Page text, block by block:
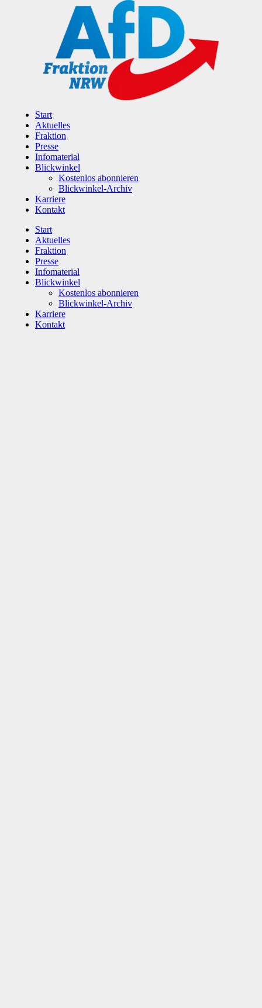
Start
Aktuelles
Fraktion
Presse
Infomaterial
Blickwinkel
Kostenlos abonnieren
Blickwinkel-Archiv
Karriere
Kontakt
Start
Aktuelles
Fraktion
Presse
Infomaterial
Blickwinkel
Kostenlos abonnieren
Blickwinkel-Archiv
Karriere
Kontakt